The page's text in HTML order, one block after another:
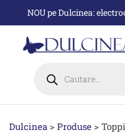
conținut
NOU pe Dulcinea:
search
Dulcinea > Produse >